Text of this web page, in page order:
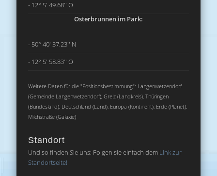
- 12° 5' 49.68'' O
Osterbrunnen im Park:
- 50° 40' 37.23'' N
- 12° 5' 58.83'' O
Weitere Daten für die "Positionsbestimmung": Langenwetzendorf
(Gemeinde Langenwetzendorf), Greiz (Landkreis), Thüringen
(Bundesland), Deutschland (Land), Europa (Kontinent), Erde (Planet),
Milchstraße (Galaxie)
Standort
Und so finden Sie uns: Folgen sie einfach dem Link zur
Standortseite!